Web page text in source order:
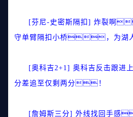
[芬尼-史密斯隔扣] 炸裂啊
守单臂隔扣小桥，为湖
[奥科吉2+1] 奥科吉反击跟
分差追至仅剩两分！
[詹姆斯三分] 外线找回手感